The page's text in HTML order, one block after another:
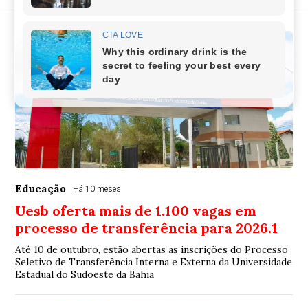
Educação Há 10 meses
Uesb oferta mais de 1.100 vagas em
processo de transferência para 2026.1
Até 10 de outubro, estão abertas as inscrições do Processo
Seletivo de Transferência Interna e Externa da Universidade
Estadual do Sudoeste da Bahia